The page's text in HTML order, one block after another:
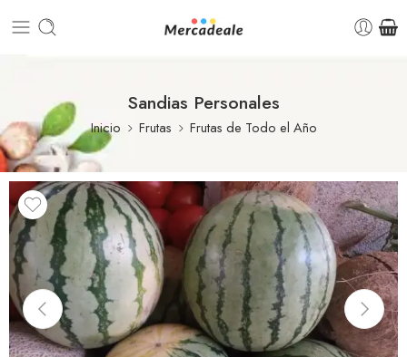
Sandias Personales
Inicio Frutas Frutas de Todo el Año